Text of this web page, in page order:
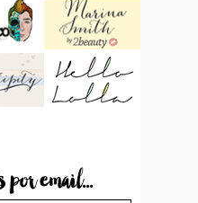
por email...